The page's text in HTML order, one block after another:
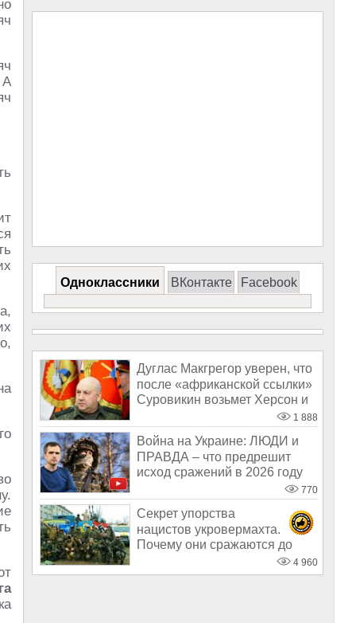
А
Одноклассники ВКонтакте Facebook
Дуглас Макгрегор уверен, что
после «африканской ссылки»
Суровикин возьмет Херсон и
1 888
Война на Украине: ЛЮДИ и
ПРАВДА – что предрешит
исход сражений в 2026 году
770
Секрет упорства
нацистов укровермахта.
Почему они сражаются до
4 960